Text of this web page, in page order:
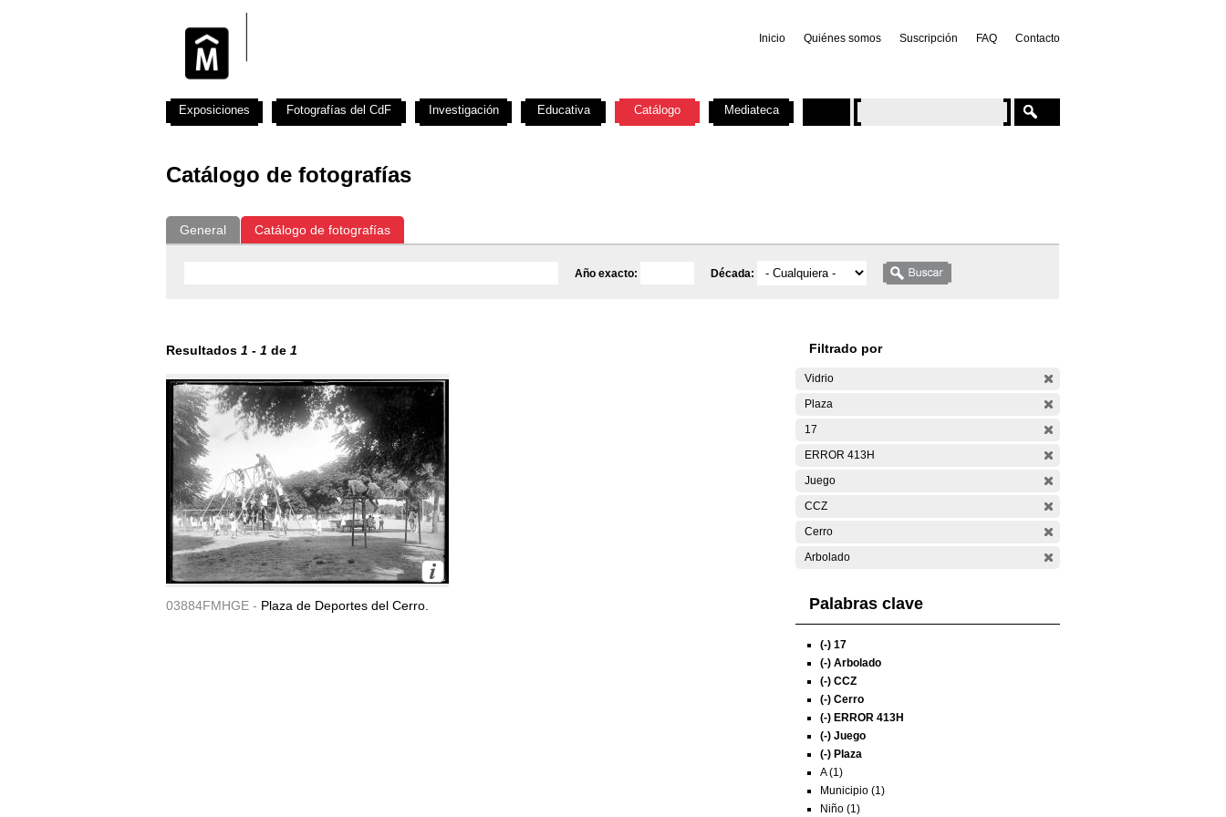
Inicio Quiénes somos Suscripción FAQ Contacto
Catálogo de fotografías
General Catálogo de fotografías
Año exacto: Década:
Resultados 1 - 1 de 1
03884FMHGE - Plaza de Deportes del Cerro.
Filtrado por
Vidrio
Plaza
17
ERROR 413H
Juego
CCZ
Cerro
Arbolado
Palabras clave
(-) 17
(-) Arbolado
(-) CCZ
(-) Cerro
(-) ERROR 413H
(-) Juego
(-) Plaza
A (1)
Municipio (1)
Niño (1)
Exposiciones Fotografías del CdF Investigación Educativa Catálogo Mediateca